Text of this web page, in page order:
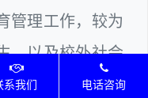
管理工作，较为
，以及校外社会
纠纷，具备丰富
系我们 电话咨询